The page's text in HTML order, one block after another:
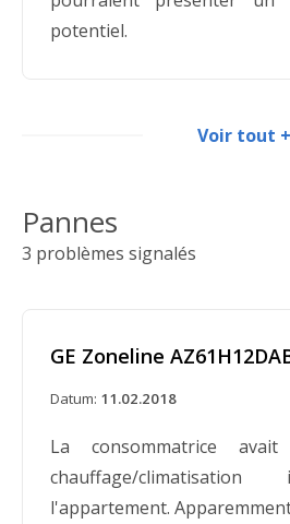
potentiel.
d'incendie
Datum:08.02.2006
Fans. Une panne
peut présenter un risque
Voir tout +
Pannes
3 problèmes signalés
GE Zoneline
Datum: 11.02.2018
La consommatrice
chauffage/
l'appartement.